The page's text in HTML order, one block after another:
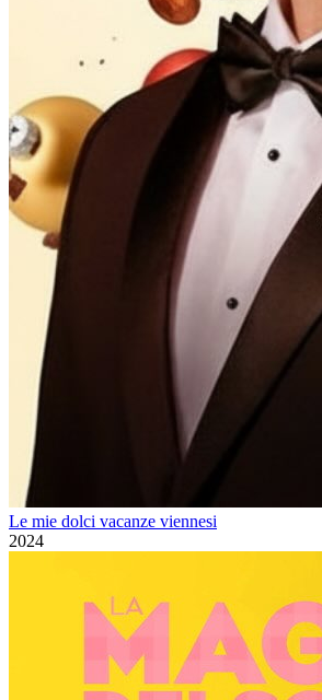
Le mie dolci vacanze viennesi
2024